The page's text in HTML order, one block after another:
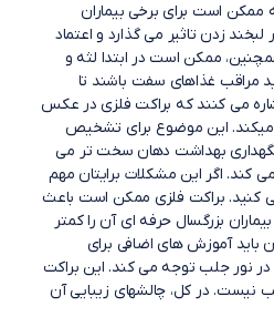
ممکن است برای برخی بیماران
زدن تاثیر می گذارد و اعتماد
ممکن است در ابتدا لثه و
مراقب غذاهای سفت باشند تا
می کنند که براکت فلزی در عکس
میکند. این موضوع برای تشخیص
بهداشت دهان سخت تر می
کند. اگر این مشکلات برایتان مهم
کنید. براکت فلزی ممکن است باعث
بزرگسال حرفه ای آن را کمتر
باید آموزش های اضافی برای
در نور جلب توجه می کند. این براکت
نیست. در کل، چالشهای زیبایی آن